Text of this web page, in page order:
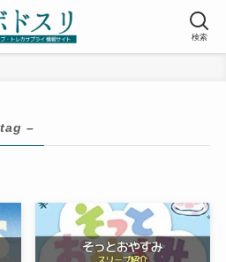
検索
–